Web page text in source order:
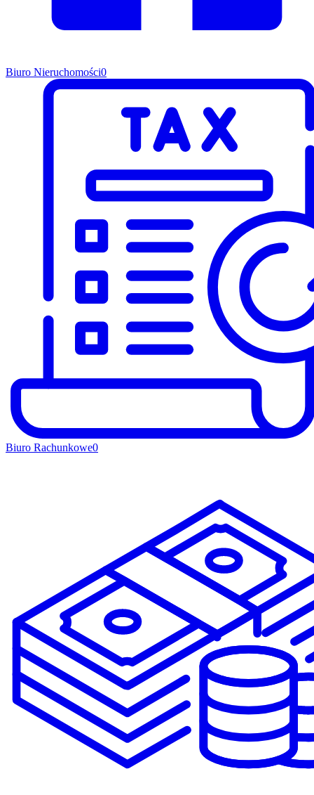
Biuro Nieruchomości0
Biuro Rachunkowe0